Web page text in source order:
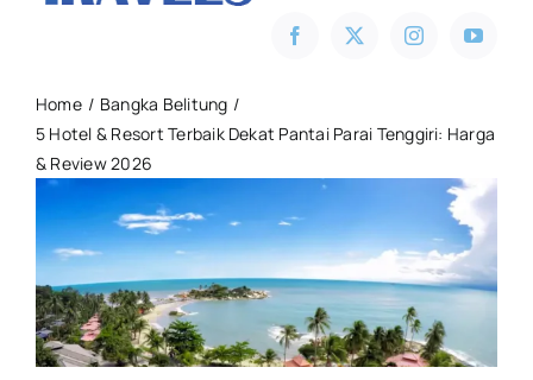
Home
Bangka Belitung
5 Hotel & Resort Terbaik Dekat Pantai Parai Tenggiri: Harga
& Review 2026